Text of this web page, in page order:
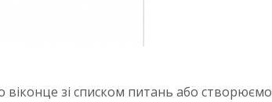
зі списком питань або створюємо